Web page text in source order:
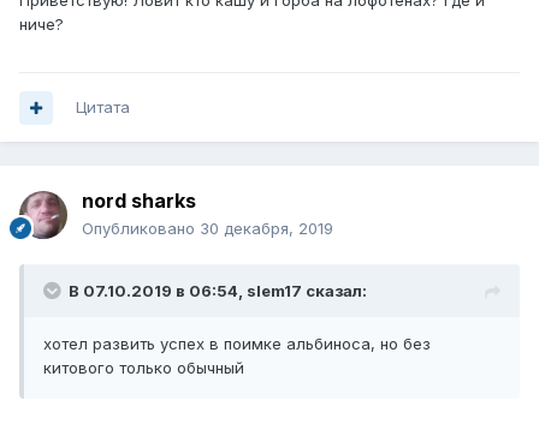
ниче?
Цитата
nord sharks
Опубликовано 30 декабря, 2019
В 07.10.2019 в 06:54, slem17 сказал:
хотел развить успех в поимке альбиноса, но без
китового только обычный